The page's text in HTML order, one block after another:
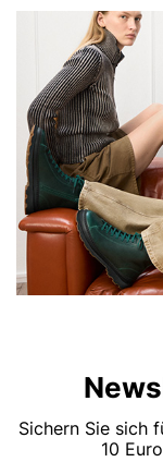
Sichern Sie sich
10